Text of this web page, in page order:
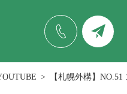
【札幌外構】